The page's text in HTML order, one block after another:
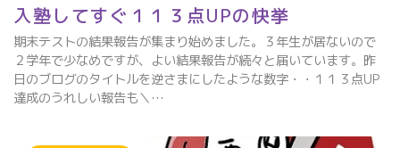
入塾してすぐ１１３点UPの快挙
期末テストの結果報告が集まり始めました。３年生が居ないので
２学年で少なめですが、よい結果報告が続々と届いています。昨
日のブログのタイトルを逆さまにしたような数字・・１１３点UP
達成のうれしい報告も＼…